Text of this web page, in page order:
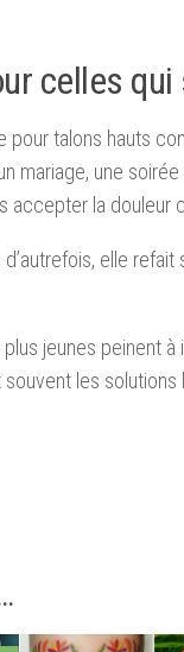
celles qui
pour talons hauts
mariage, une
accepter la douleur
elle
jeunes peinent
les